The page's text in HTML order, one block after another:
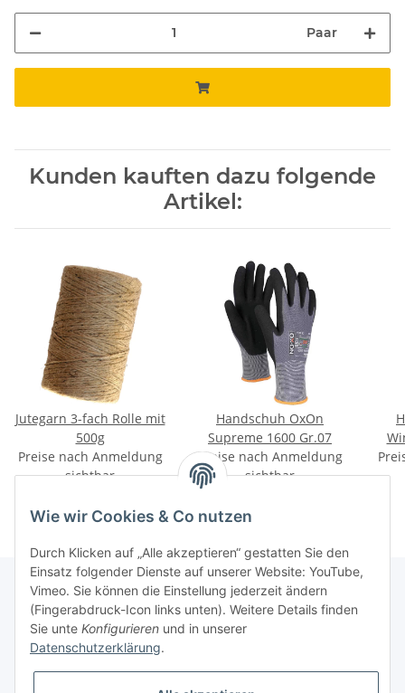
Paar
Kunden kauften dazu folgende
Artikel:
Jutegarn 3-fach Rolle mit
500g
Preise nach Anmeldung
sichtbar
Handschuh OxOn
Supreme 1600 Gr.07
Preise nach Anmeldung
sichtbar
Informationen
Gesetzliche Informationen
Wie wir Cookies & Co nutzen
Durch Klicken auf „Alle akzeptieren“ gestatten Sie den
Einsatz folgender Dienste auf unserer Website: YouTube,
Vimeo. Sie können die Einstellung jederzeit ändern
(Fingerabdruck-Icon links unten). Weitere Details finden
Sie unte Konfigurieren und in unserer
Datenschutzerklärung.